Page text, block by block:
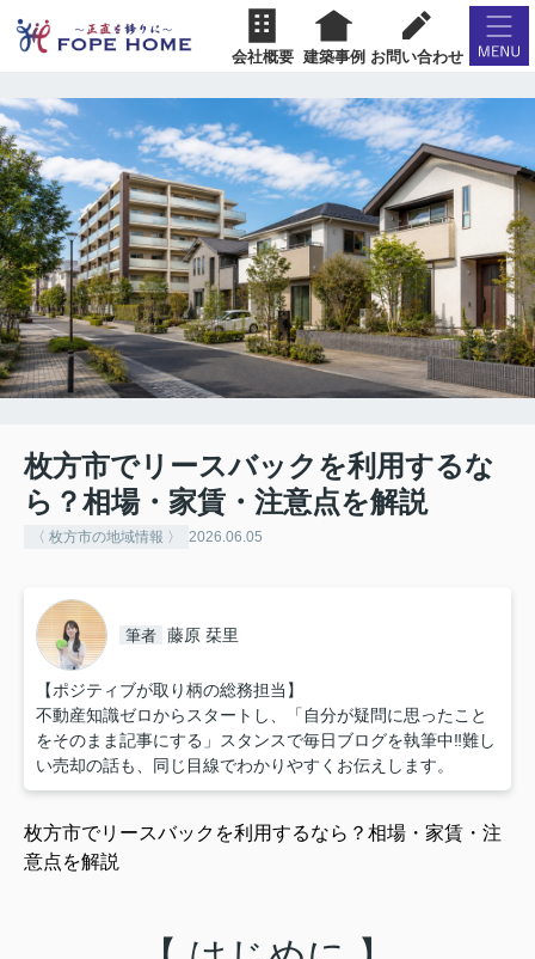
会社概要 建築事例 お問い合わせ
枚方市でリースバックを利用するな
ら？相場・家賃・注意点を解説
〈 枚方市の地域情報 〉 2026.06.05
筆者 藤原 栞里
【ポジティブが取り柄の総務担当】
不動産知識ゼロからスタートし、「自分が疑問に思ったこと
をそのまま記事にする」スタンスで毎日ブログを執筆中‼︎難し
い売却の話も、同じ目線でわかりやすくお伝えします。
枚方市でリースバックを利用するなら？相場・家賃・注
意点を解説